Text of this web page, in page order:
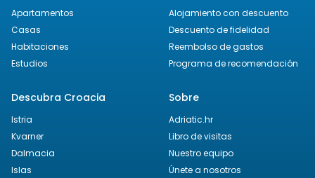
Apartamentos
Casas
Habitaciones
Estudios
Alojamiento con descuento
Descuento de fidelidad
Reembolso de gastos
Programa de recomendación
Descubra Croacia
Istria
Kvarner
Dalmacia
Islas
Sobre
Adriatic.hr
Libro de visitas
Nuestro equipo
Únete a nosotros